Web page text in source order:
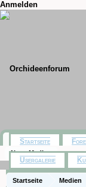
Anmelden
Startseite Medien
Startseite
Neue Medien
Usergalerie